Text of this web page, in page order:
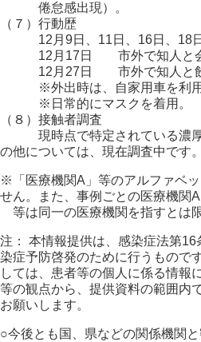
倦怠感出現）。
（７）行動歴
12月9日、11日、16日、18
12月17日 市外で知人と会
12月27日 市外で知人と飲
※外出時は、自家用車を利用
※日常的にマスクを着用。
（８）接触者調査
現時点で特定されている濃厚
の他については、現在調査中です。
※「医療機関A」等のアルファベ
せん。また、事例ごとの医療機関
等は同一の医療機関を指すとは
注： 本情報提供は、感染症法第
染症予防啓発のために行うもので
しては、患者等の個人に係る情報
等の観点から、提供資料の範囲内
お願いします。
○今後とも国、県などの関係機関